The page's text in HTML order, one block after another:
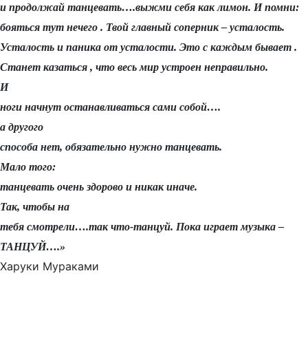
и продолжай танцевать….выжми себя как лимон. И помни:
бояться тут нечего . Твой главный соперник – усталость.
Усталость и паника от усталости. Это с каждым бывает .
Станет казаться , что весь мир устроен неправильно.
И
ноги начнут останавливаться сами собой….
а другого
способа нет, обязательно нужно танцевать.
Мало того:
танцевать очень здорово и никак иначе.
Так, чтобы на
тебя смотрели….так что-танцуй. Пока играет музыка –
ТАНЦУЙ….»
Харуки Мураками